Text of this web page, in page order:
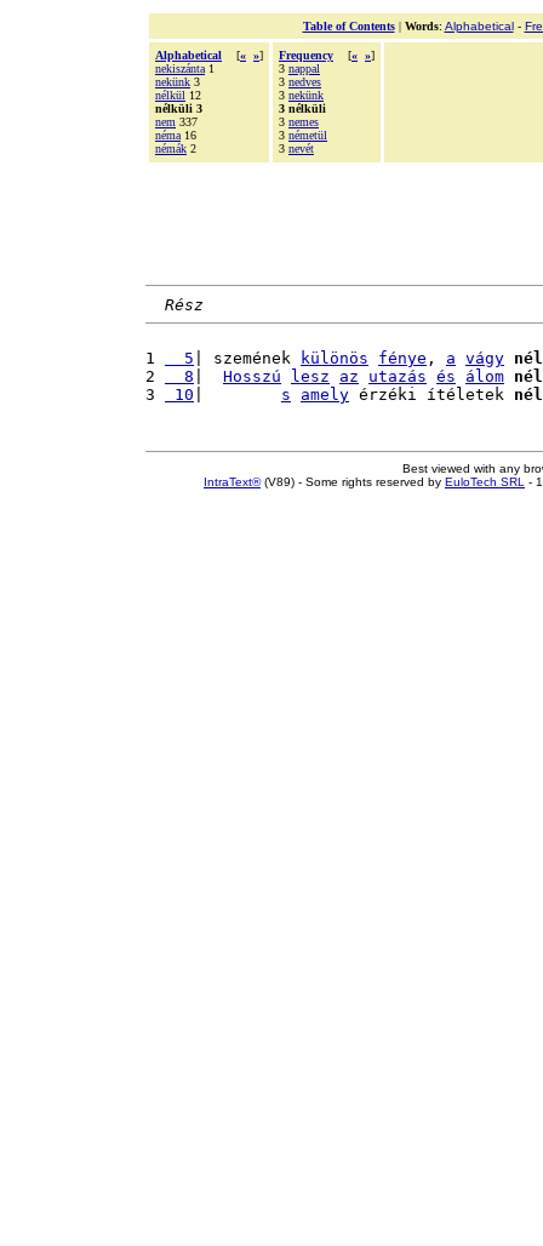
Table of Contents| Words: Alphabetical-
Alphabetical [« »]
nekiszánta 1
nekünk 3
nélkül 12
nélküli 3
nem 337
néma 16
némák 2
Frequency [« »]
3 nappal
3 nedves
3 nekünk
3 nélküli
3 nemes
3 németül
3 nevét
Rész
1
  5
| szemének különös fénye , a vágy
2
  8
Hosszú lesz az utazás és álom
3
10 s amely érzéki ítéletek
Best viewed with any
IntraText®(V89) - Some rights reserved by EuloTech SRL -